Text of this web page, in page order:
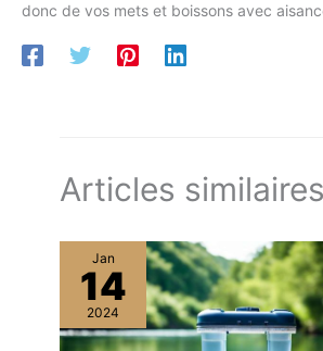
donc de vos mets et boissons avec
Articles similaires
Jan
14
2024